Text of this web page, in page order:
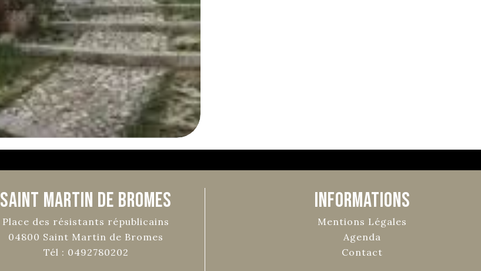
Saint Martin de Bromes
Place des résistants républicains
04800 Saint Martin de Bromes
Tél : 0492780202
Informations
Mentions Légales
Agenda
Contact